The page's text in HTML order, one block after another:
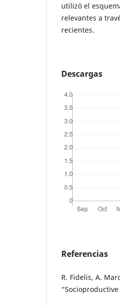
utilizó el
relevantes a
recientes.
Descargas
Referencias
R. Fidelis, A.
“Socioproductive